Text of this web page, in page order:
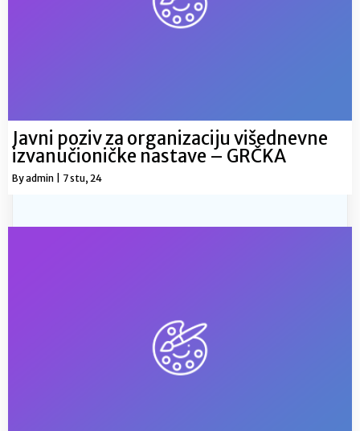
Javni poziv za organizaciju višednevne
izvanučioničke nastave – GRČKA
Byadmin 7stu, 24